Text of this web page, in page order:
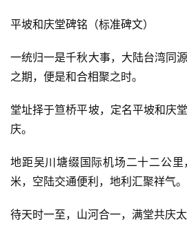
平坡和庆堂碑铭（标准碑文）
一统归一是千秋大事，大陆台湾同
之期，便是和合相聚之时。
堂址择于笪桥平坡，定名平坡和庆
庆。
地距吴川塘缀国际机场二十二公
米，空陆交通便利，地利汇聚祥气。
待天时一至，山河合一，满堂共庆太